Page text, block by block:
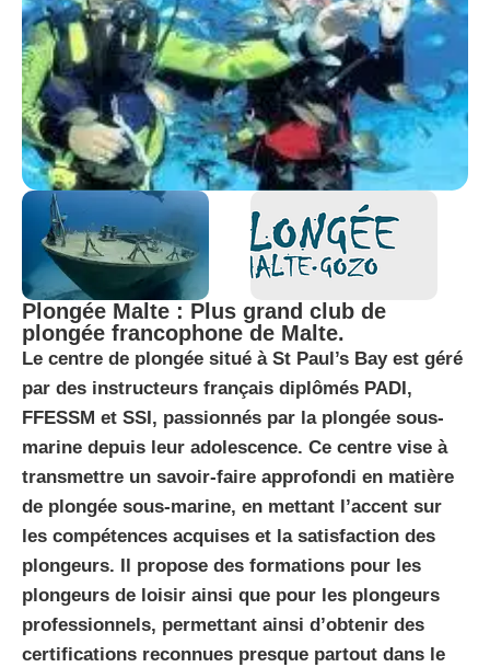
Plongée Malte : Plus grand club de
plongée francophone de Malte.
Le centre de plongée situé à St Paul’s Bay est géré
par des instructeurs français diplômés PADI,
FFESSM et SSI, passionnés par la plongée sous-
marine depuis leur adolescence. Ce centre vise à
transmettre un savoir-faire approfondi en matière
de plongée sous-marine, en mettant l’accent sur
les compétences acquises et la satisfaction des
plongeurs. Il propose des formations pour les
plongeurs de loisir ainsi que pour les plongeurs
professionnels, permettant ainsi d’obtenir des
certifications reconnues presque partout dans le